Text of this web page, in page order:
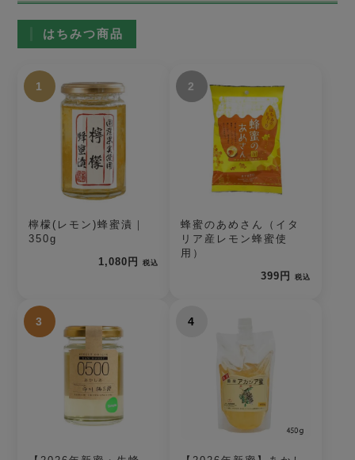
はちみつ商品
1
檸檬(レモン)蜂蜜漬｜
350g
1,080円
税込
2
蜂蜜のあめさん（イタ
リア産レモン蜂蜜使
用）
399円
税込
3 4